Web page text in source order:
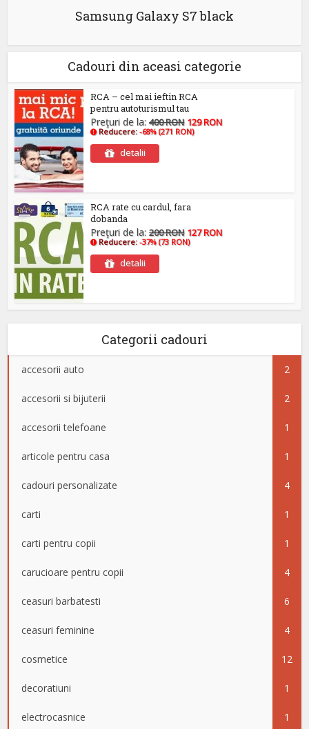
Samsung Galaxy S7 black
Cadouri din aceasi categorie
RCA – cel mai ieftin RCA
pentru autoturismul tau
Preţuri de la:400 RON 129 RON
Reducere:-68% (271 RON)
detalii
RCA rate cu cardul, fara
dobanda
Preţuri de la:200 RON 127 RON
Reducere:-37% (73 RON)
detalii
Categorii cadouri
accesorii auto 2
accesorii si bijuterii 2
accesorii telefoane 1
articole pentru casa 1
cadouri personalizate 4
carti 1
carti pentru copii 1
carucioare pentru copii 4
ceasuri barbatesti 6
ceasuri feminine 4
cosmetice 12
decoratiuni 1
electrocasnice 1